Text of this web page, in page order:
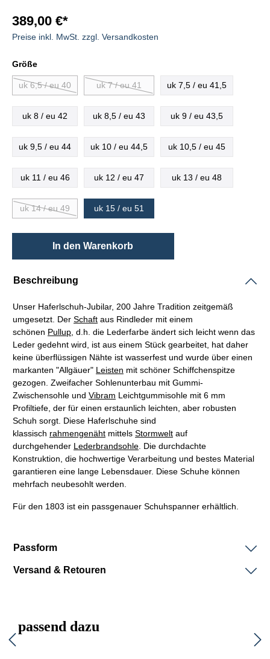
389,00 €*
Preise inkl. MwSt. zzgl. Versandkosten
Größe
uk 6,5 / eu 40 uk 7 / eu 41 uk 7,5 / eu 41,5
uk 8 / eu 42 uk 8,5 / eu 43 uk 9 / eu 43,5
uk 9,5 / eu 44 uk 10 / eu 44,5 uk 10,5 / eu 45
uk 11 / eu 46 uk 12 / eu 47 uk 13 / eu 48
uk 14 / eu 49 uk 15 / eu 51
In den Warenkorb
Beschreibung
Unser Haferlschuh-Jubilar, 200 Jahre Tradition zeitgemäß
umgesetzt. Der Schaft aus Rindleder mit einem
schönen Pullup, d.h. die Lederfarbe ändert sich leicht wenn das
Leder gedehnt wird, ist aus einem Stück gearbeitet, hat daher
keine überflüssigen Nähte ist wasserfest und wurde über einen
markanten "Allgäuer" Leisten mit schöner Schiffchenspitze
gezogen. Zweifacher Sohlenunterbau mit Gummi-
Zwischensohle und Vibram Leichtgummisohle mit 6 mm
Profiltiefe, der für einen erstaunlich leichten, aber robusten
Schuh sorgt. Diese Haferlschuhe sind
klassisch rahmengenäht mittels Stormwelt auf
durchgehender Lederbrandsohle Die durchdachte
Konstruktion, die hochwertige Verarbeitung und bestes Material
garantieren eine lange Lebensdauer. Diese Schuhe können
mehrfach neubesohlt werden.
Für den 1803 ist ein passgenauer Schuhspanner erhältlich.
Passform
Versand & Retouren
passend dazu